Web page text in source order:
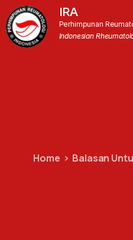
IRA
Perhimpunan
Indonesian
Home Balasan